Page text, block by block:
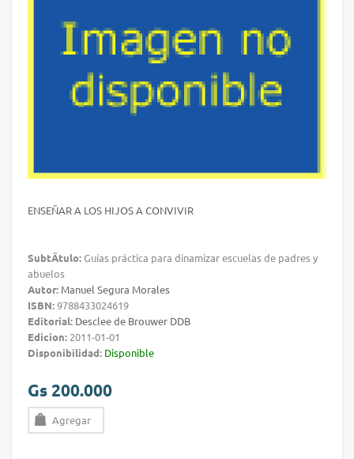
ENSEÑAR A LOS HIJOS A CONVIVIR
SubtÃ­tulo:Guías práctica para dinamizar escuelas de padres y
abuelos
Autor: Manuel Segura Morales
ISBN:9788433024619
Editorial: Desclee de Brouwer DDB
Edicion: 2011-01-01
Disponibilidad: Disponible
Gs 200.000
Agregar